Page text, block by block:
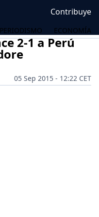
Contribuye
PERIODISMO ECONOMÍA
2-1 a Perú
05 Sep 2015 - 12:22 CET